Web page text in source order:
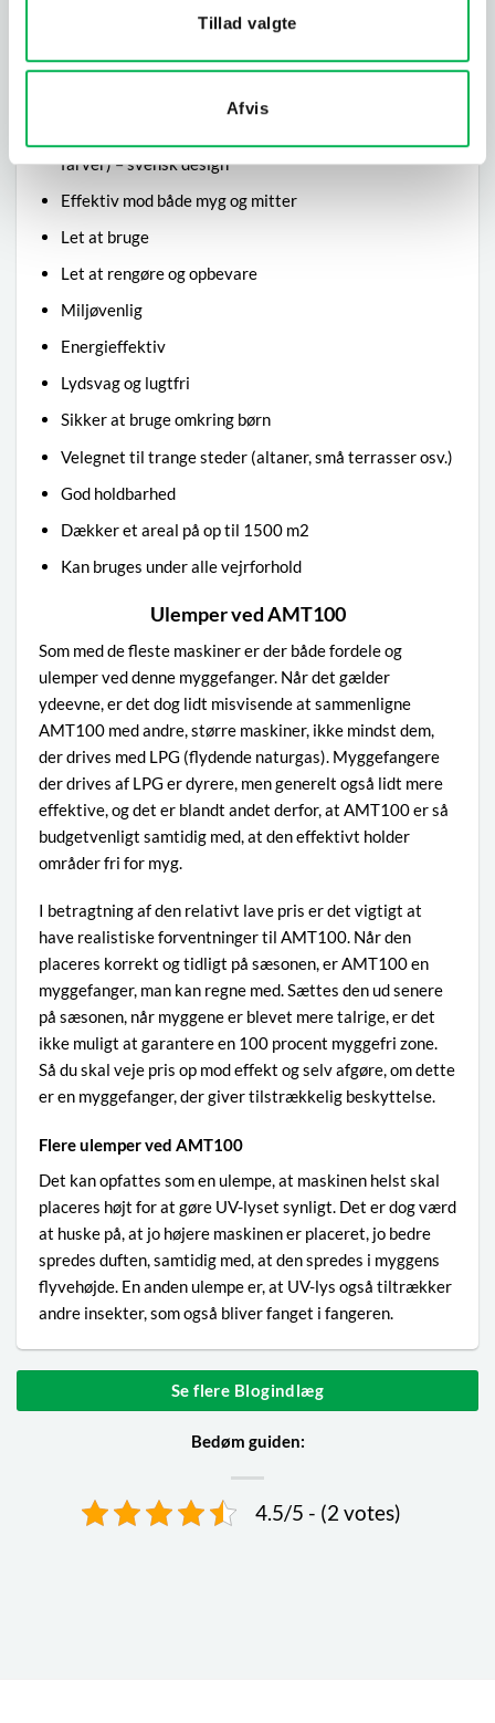
Tillad valgte
Afvis
det tror det er varme fra et dyr.
Indbygget ventilator, der effektivt fanger myg (som
sidder fast i ventilatoren)
farver) – svensk design
Effektiv mod både myg og mitter
Let at bruge
Let at rengøre og opbevare
Miljøvenlig
Energieffektiv
Lydsvag og lugtfri
Sikker at bruge omkring børn
Velegnet til trange steder (altaner, små terrasser osv.)
God holdbarhed
Dækker et areal på op til 1500 m2
Kan bruges under alle vejrforhold
Ulemper ved AMT100
Som med de fleste maskiner er der både fordele og
ulemper ved denne myggefanger. Når det gælder
ydeevne, er det dog lidt misvisende at sammenligne
AMT100 med andre, større maskiner, ikke mindst dem,
der drives med LPG (flydende naturgas). Myggefangere
der drives af LPG er dyrere, men generelt også lidt mere
effektive, og det er blandt andet derfor, at AMT100 er så
budgetvenligt samtidig med, at den effektivt holder
områder fri for myg.
I betragtning af den relativt lave pris er det vigtigt at
have realistiske forventninger til AMT100. Når den
placeres korrekt og tidligt på sæsonen, er AMT100 en
myggefanger, man kan regne med. Sættes den ud senere
på sæsonen, når myggene er blevet mere talrige, er det
ikke muligt at garantere en 100 procent myggefri zone.
Så du skal veje pris op mod effekt og selv afgøre, om dette
er en myggefanger, der giver tilstrækkelig beskyttelse.
Flere ulemper ved AMT100
Det kan opfattes som en ulempe, at maskinen helst skal
placeres højt for at gøre UV-lyset synligt. Det er dog værd
at huske på, at jo højere maskinen er placeret, jo bedre
spredes duften, samtidig med, at den spredes i myggens
flyvehøjde. En anden ulempe er, at UV-lys også tiltrækker
andre insekter, som også bliver fanget i fangeren.
Se flere Blogindlæg
Bedøm guiden:
4.5/5 - (2 votes)